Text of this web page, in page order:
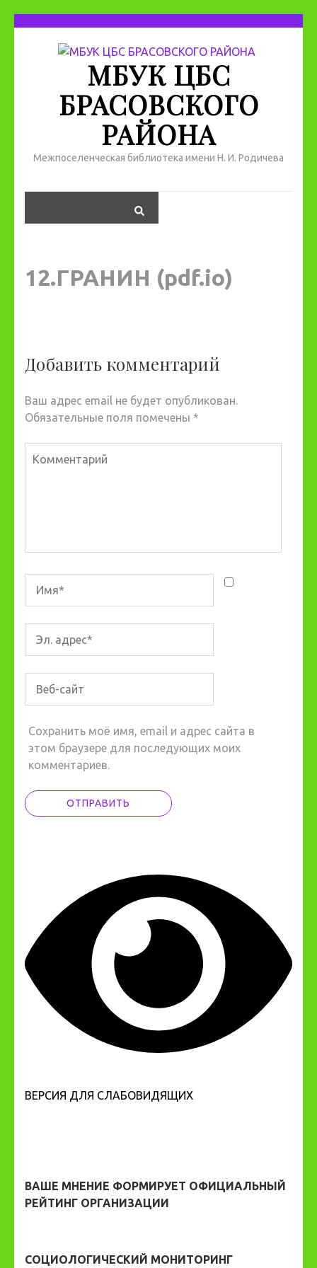
МБУК ЦБС
БРАСОВСКОГО
РАЙОНА
Межпоселенческая библиотека имени Н. И. Родичева
12.ГРАНИН (pdf.io)
Добавить комментарий
Ваш адрес email не будет опубликован.
Обязательные поля помечены *
Сохранить моё имя, email и адрес сайта в
этом браузере для последующих моих
комментариев.
ВЕРСИЯ ДЛЯ СЛАБОВИДЯЩИХ
ВАШЕ МНЕНИЕ ФОРМИРУЕТ ОФИЦИАЛЬНЫЙ
РЕЙТИНГ ОРГАНИЗАЦИИ
СОЦИОЛОГИЧЕСКИЙ МОНИТОРИНГ